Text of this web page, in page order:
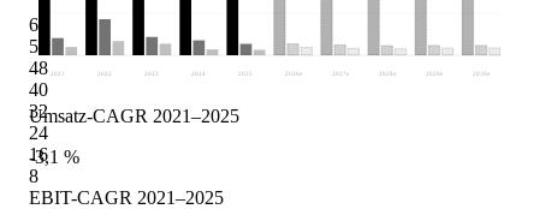
64
56
48
40
32
24
16
8
2021 2022 2023 2024 2025 2026 e 2027 e 2028 e 2029 e 2030e
Umsatz-CAGR 2021–2025
-3,1 %
EBIT-CAGR 2021–2025